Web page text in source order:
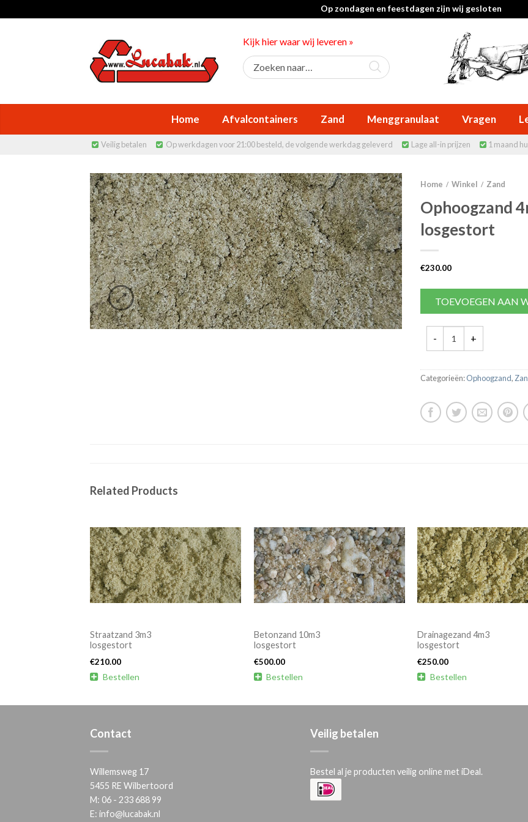
Op zondagen en feestdagen zijn wij gesloten
Kijk hier waar wij leveren »
Home Afvalcontainers Zand Menggranulaat Vragen
 Veilig betalen  Op werkdagen voor 21:00 besteld, de volgende werkdag geleverd  Lage all-in prijzen  1 maand
Home / Winkel / Zand
Ophoogzand
losgestort
€230.00
TOEVOEGEN AAN
Categorieën:Ophoogzand,
Related Products
Straatzand 3m3
losgestort
€210.00
 Bestellen
Betonzand 10m3
losgestort
€500.00
 Bestellen
Drainagezand 4m3
losgestort
€250.00
 Bestellen
Contact
Willemsweg 17
5455 RE Wilbertoord
M: 06 - 233 688 99
E: info@lucabak.nl
Veilig betalen
Bestel al je producten veilig online met iDeal.